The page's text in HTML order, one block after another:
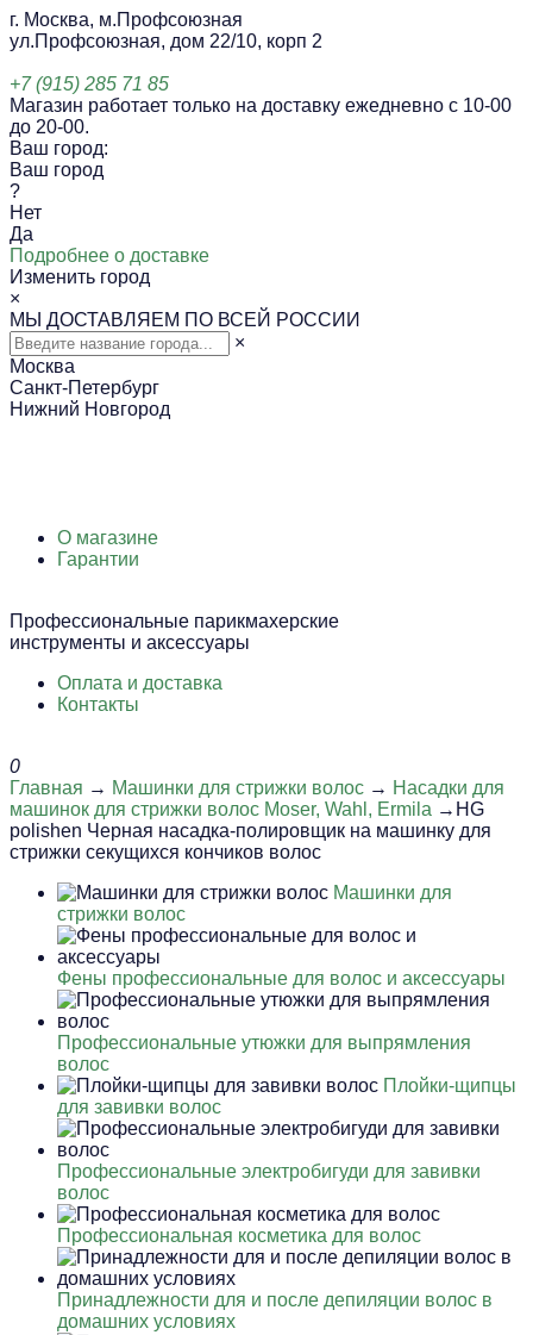
г. Москва, м.Профсоюзная
ул.Профсоюзная, дом 22/10, корп 2
+7 (915) 285 71 85
Магазин работает только на доставку ежедневно с 10-00
до 20-00.
Ваш город:
Ваш город
?
Нет
Да
Подробнее о доставке
Изменить город
×
МЫ ДОСТАВЛЯЕМ ПО ВСЕЙ РОССИИ
×
Москва
Санкт-Петербург
Нижний Новгород
О магазине
Гарантии
Профессиональные парикмахерские
инструменты и аксессуары
Оплата и доставка
Контакты
0
Главная → Машинки для стрижки волос → Насадки для
машинок для стрижки волос Moser, Wahl, Ermila →HG
polishen Черная насадка-полировщик на машинку для
стрижки секущихся кончиков волос
Машинки для
стрижки волос
Фены профессиональные для волос и аксессуары
Профессиональные утюжки для выпрямления
волос
Плойки-щипцы
для завивки волос
Профессиональные электробигуди для завивки
волос
Профессиональная косметика для волос
Принадлежности для и после депиляции волос в
домашних условиях